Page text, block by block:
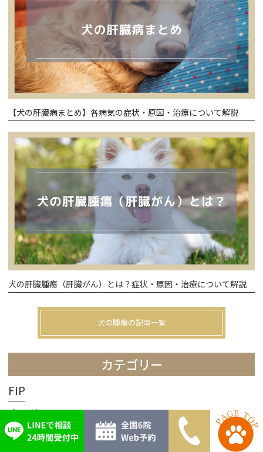
【犬の肝臓病まとめ】各病気の症状・原因・治療について解説
犬の肝臓腫瘍（肝臓がん）とは？症状・原因・治療について解説
犬の腫瘍の記事一覧
カテゴリー
FIP
内分泌
未分類